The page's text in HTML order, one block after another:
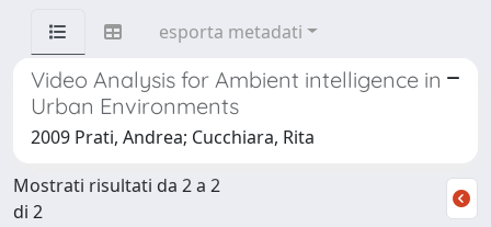
esporta metadati
Video Analysis for Ambient intelligence in
Urban Environments
2009 Prati, Andrea; Cucchiara, Rita
Mostrati risultati da 2 a 2
di 2